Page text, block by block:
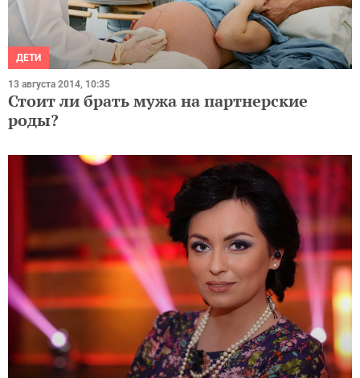
ДЕТИ
13 августа 2014, 10:35
Стоит ли брать мужа на партнерские
роды?